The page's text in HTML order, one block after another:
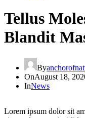
Tellus
Blandit
By
OnAugust 18,
InNews
Lorem ipsum dolor sit